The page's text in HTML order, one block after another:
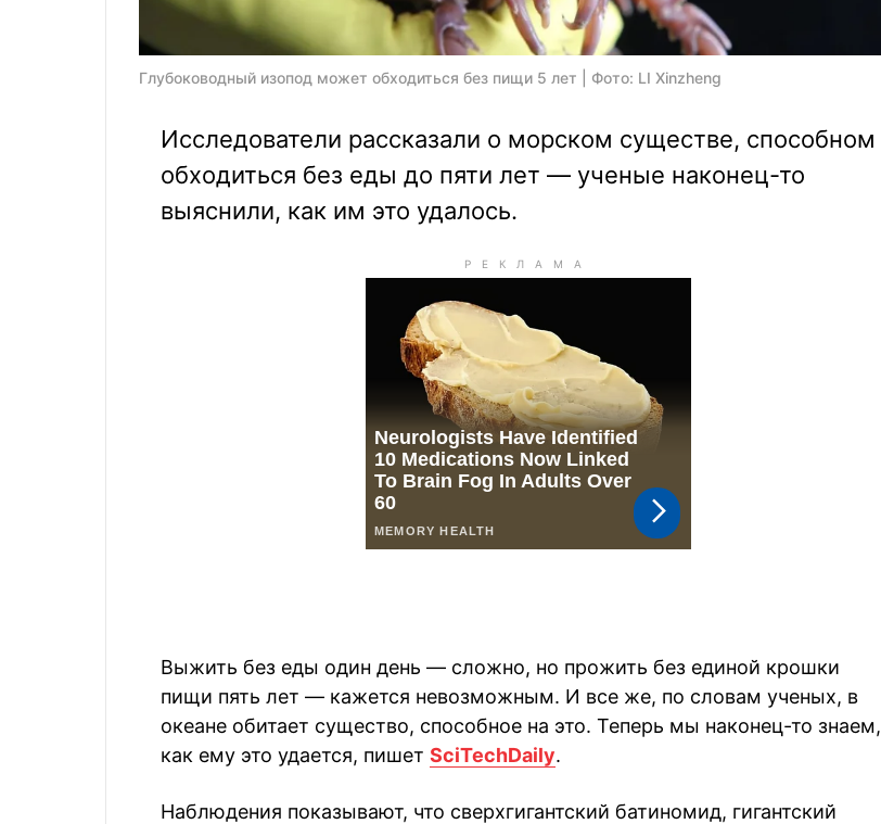
Глубоководный изопод может обходиться без пищи 5 лет | Фото: LI Xinzheng
Исследователи рассказали о морском существе, способном
обходиться без еды до пяти лет — ученые наконец-то
выяснили, как им это удалось.
Выжить без еды один день — сложно, но прожить без единой крошки
пищи пять лет — кажется невозможным. И все же, по словам ученых, в
океане обитает существо, способное на это. Теперь мы наконец-то знаем,
как ему это удается, пишет SciTechDaily.
Наблюдения показывают, что сверхгигантский батиномид, гигантский